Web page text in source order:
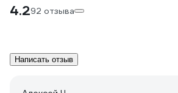
4.292 отзыва
Написать отзыв